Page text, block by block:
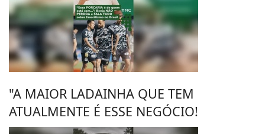
"A MAIOR LADAINHA QUE TEM
ATUALMENTE É ESSE NEGÓCIO!